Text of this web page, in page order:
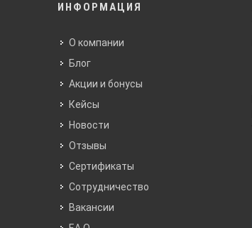
ИНФОРМАЦИЯ
О компании
Блог
Акции и бонусы
Кейсы
Новости
Отзывы
Сертификаты
Сотрудничество
Вакансии